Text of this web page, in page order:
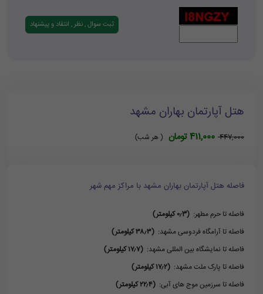
هتل آپارتمان بهاران مشهد
447,000 411,000 تومان ( هر شب)
فاصله هتل آپارتمان بهاران مشهد با مراکز مهم شهر
فاصله تا حرم مطهر: (۰٫3 کیلومتر)
فاصله تا آرامگاه فردوسی مشهد: (۳۸٫۳ کیلومتر)
فاصله تا نمایشگاه بین المللی مشهد: (۱۷٫۷ کیلومتر)
فاصله تا پارک ملت مشهد: (۱۷٫۲ کیلومتر)
فاصله تا سرزمین موج های آبی: (۲۲٫۴ کیلومتر)